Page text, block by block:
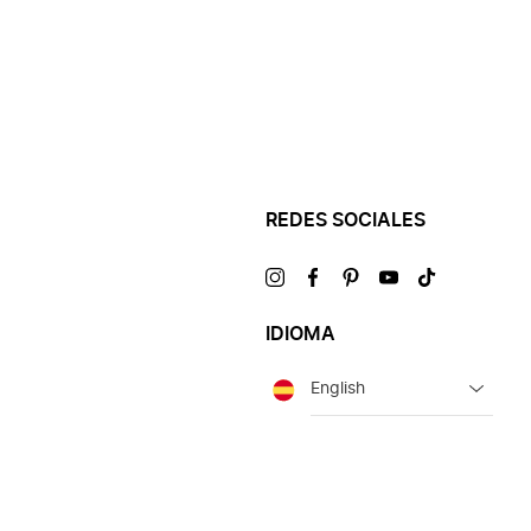
REDES SOCIALES
VisítanosVisítanosVisítanosVisítanosVisítanos
IDIOMA
Idioma